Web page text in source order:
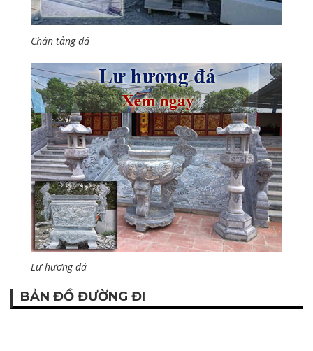
Chân tảng đá
Lư hương đá
BẢN ĐỒ ĐƯỜNG ĐI